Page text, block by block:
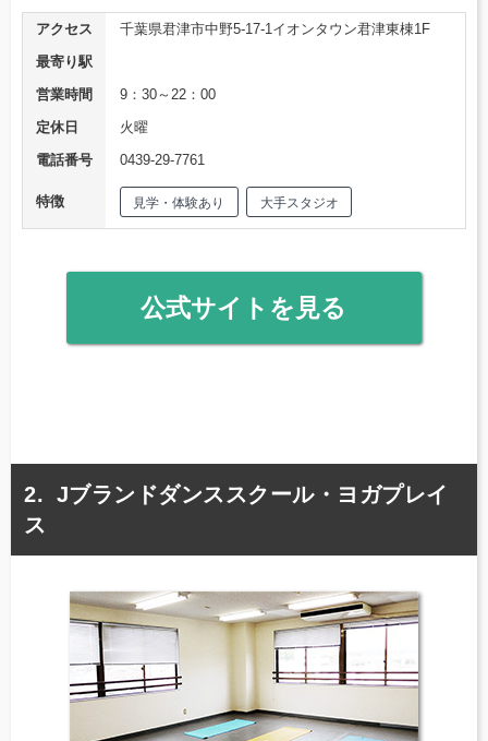
アクセス
千葉県君津市中野5-17-1イオンタウン君津東棟1F
最寄り駅
営業時間
9：30～22：00
定休日
火曜
電話番号
0439-29-7761
特徴 見学・体験あり 大手スタジオ
公式サイトを見る
Jブランドダンススクール・ヨガプレイ
ス